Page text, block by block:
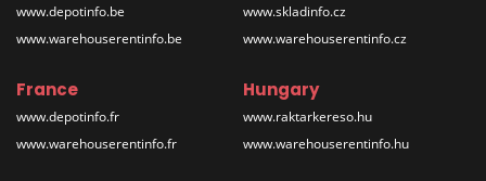
www.depotinfo.be
www.warehouserentinfo.be
www.skladinfo.cz
www.warehouserentinfo.cz
France
www.depotinfo.fr
www.warehouserentinfo.fr
Hungary
www.raktarkereso.hu
www.warehouserentinfo.hu